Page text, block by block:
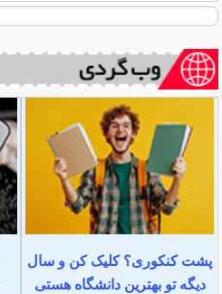
پشت کنکوری؟ کلیک کن و سال
دیگه تو بهترین دانشگاه هستی